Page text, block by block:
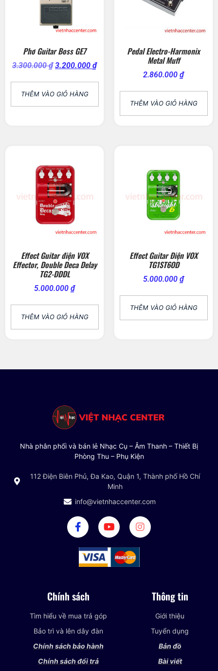
Phơ Guitar Boss GE7
3.300.000₫ 3.200.000 ₫
THÊM VÀO GIỎ HÀNG
Pedal Electro-Harmonix
Metal Muff
2.860.000 ₫
THÊM VÀO GIỎ HÀNG
Effect Guitar điện VOX
Effector, Double Deca Delay
TG2-DDDL
5.000.000 ₫
THÊM VÀO GIỎ HÀNG
Effect Guitar Điện VOX
TG1ST6OD
5.000.000 ₫
THÊM VÀO GIỎ HÀNG
Nhà phân phối và bán lẻ Nhạc Cụ – Âm Thanh – Thiết Bị
Phòng Thu – Phụ Kiện
112 Điện Biên Phủ, Đa Kao, Quận 1, Thành phố Hồ Chí
Minh
info@vietnhaccenter.com
Chính sách
Tìm hiểu về mua trả góp
Bảo trì và lên dây đàn
Chính sách bảo hành
Chính sách đổi trả
Thông tin
Giới thiệu
Tuyển dụng
Bản đồ
Bài viết